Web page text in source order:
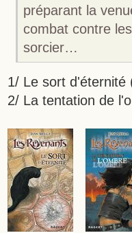
préparant la
combat contre
sorcier…
1/ Le sort d'éternité
2/ La tentation de